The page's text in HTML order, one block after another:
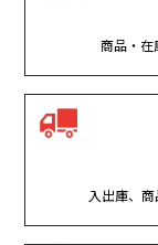
商品・在
入出庫、